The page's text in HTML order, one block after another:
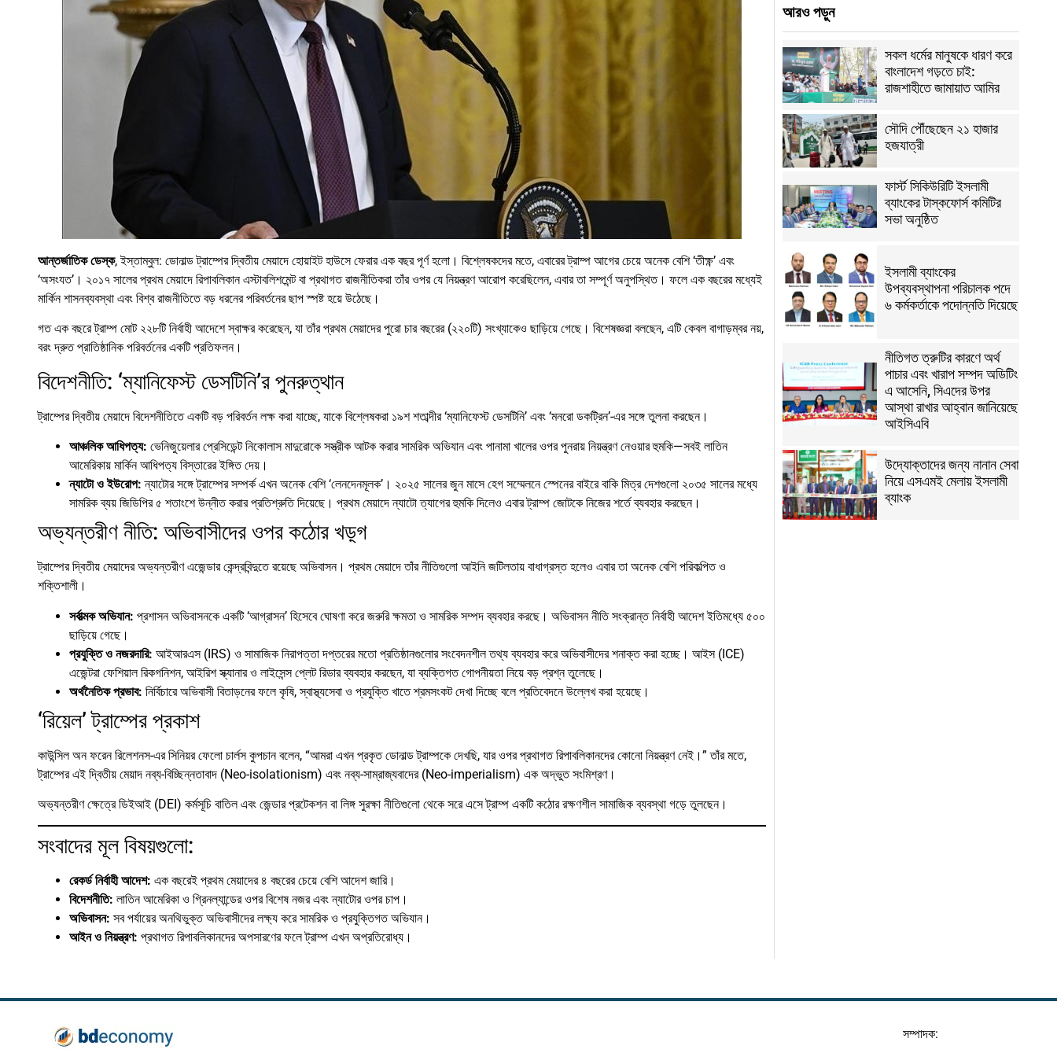
আন্তর্জাতিক ডেস্ক, ইস্তাম্বুল: ডোনাল্ড ট্রাম্পের দ্বিতীয় মেয়াদে হোয়াইট হাউসে ফেরার এক বছর পূর্ণ হলো। বিশ্লেষকদের মতে, এবারের ট্রাম্প আগের চেয়ে অনেক বেশি ‘তীক্ষ্ণ’ এবং
‘অসংযত’। ২০১৭ সালের প্রথম মেয়াদে রিপাবলিকান এস্টাবলিশমেন্ট বা প্রথাগত রাজনীতিকরা তাঁর ওপর যে নিয়ন্ত্রণ আরোপ করেছিলেন, এবার তা সম্পূর্ণ অনুপস্থিত। ফলে এক বছরের মধ্যেই
মার্কিন শাসনব্যবস্থা এবং বিশ্ব রাজনীতিতে বড় ধরনের পরিবর্তনের ছাপ স্পষ্ট হয়ে উঠেছে।
গত এক বছরে ট্রাম্প মোট ২২৮টি নির্বাহী আদেশে স্বাক্ষর করেছেন, যা তাঁর প্রথম মেয়াদের পুরো চার বছরের (২২০টি) সংখ্যাকেও ছাড়িয়ে গেছে। বিশেষজ্ঞরা বলছেন, এটি কেবল বাগাড়ম্বর নয়,
বরং দ্রুত প্রাতিষ্ঠানিক পরিবর্তনের একটি প্রতিফলন।
বিদেশনীতি: ‘ম্যানিফেস্ট ডেসটিনি’র পুনরুত্থান
ট্রাম্পের দ্বিতীয় মেয়াদে বিদেশনীতিতে একটি বড় পরিবর্তন লক্ষ করা যাচ্ছে, যাকে বিশ্লেষকরা ১৯শ শতাব্দীর ‘ম্যানিফেস্ট ডেসটিনি’ এবং ‘মনরো ডকট্রিন’-এর সঙ্গে তুলনা করছেন।
আঞ্চলিক আধিপত্য: ভেনিজুয়েলার প্রেসিডেন্ট নিকোলাস মাদুরোকে সস্ত্রীক আটক করার সামরিক অভিযান এবং পানামা খালের ওপর পুনরায় নিয়ন্ত্রণ নেওয়ার হুমকি—সবই লাতিন
আমেরিকায় মার্কিন আধিপত্য বিস্তারের ইঙ্গিত দেয়।
ন্যাটো ও ইউরোপ: ন্যাটোর সঙ্গে ট্রাম্পের সম্পর্ক এখন অনেক বেশি ‘লেনদেনমূলক’। ২০২৫ সালের জুন মাসে হেগ সম্মেলনে স্পেনের বাইরে বাকি মিত্র দেশগুলো ২০৩৫ সালের মধ্যে
সামরিক ব্যয় জিডিপির ৫ শতাংশে উন্নীত করার প্রতিশ্রুতি দিয়েছে। প্রথম মেয়াদে ন্যাটো ত্যাগের হুমকি দিলেও এবার ট্রাম্প জোটকে নিজের শর্তে ব্যবহার করছেন।
অভ্যন্তরীণ নীতি: অভিবাসীদের ওপর কঠোর খড়্গ
ট্রাম্পের দ্বিতীয় মেয়াদের অভ্যন্তরীণ এজেন্ডার কেন্দ্রবিন্দুতে রয়েছে অভিবাসন। প্রথম মেয়াদে তাঁর নীতিগুলো আইনি জটিলতায় বাধাগ্রস্ত হলেও এবার তা অনেক বেশি পরিকল্পিত ও
শক্তিশালী।
সর্বাত্মক অভিযান: প্রশাসন অভিবাসনকে একটি ‘আগ্রাসন’ হিসেবে ঘোষণা করে জরুরি ক্ষমতা ও সামরিক সম্পদ ব্যবহার করছে। অভিবাসন নীতি সংক্রান্ত নির্বাহী আদেশ ইতিমধ্যে ৫০০
ছাড়িয়ে গেছে।
প্রযুক্তি ও নজরদারি: আইআরএস (IRS) ও সামাজিক নিরাপত্তা দপ্তরের মতো প্রতিষ্ঠানগুলোর সংবেদনশীল তথ্য ব্যবহার করে অভিবাসীদের শনাক্ত করা হচ্ছে। আইস (ICE)
এজেন্টরা ফেশিয়াল রিকগনিশন, আইরিশ স্ক্যানার ও লাইসেন্স প্লেট রিডার ব্যবহার করছেন, যা ব্যক্তিগত গোপনীয়তা নিয়ে বড় প্রশ্ন তুলেছে।
অর্থনৈতিক প্রভাব: নির্বিচারে অভিবাসী বিতাড়নের ফলে কৃষি, স্বাস্থ্যসেবা ও প্রযুক্তি খাতে শ্রমসংকট দেখা দিচ্ছে বলে প্রতিবেদনে উল্লেখ করা হয়েছে।
‘রিয়েল’ ট্রাম্পের প্রকাশ
কাউন্সিল অন ফরেন রিলেশনস-এর সিনিয়র ফেলো চার্লস কুপচান বলেন, “আমরা এখন প্রকৃত ডোনাল্ড ট্রাম্পকে দেখছি, যার ওপর প্রথাগত রিপাবলিকানদের কোনো নিয়ন্ত্রণ নেই।” তাঁর মতে,
ট্রাম্পের এই দ্বিতীয় মেয়াদ নব্য-বিচ্ছিন্নতাবাদ (Neo-isolationism) এবং নব্য-সাম্রাজ্যবাদের (Neo-imperialism) এক অদ্ভুত সংমিশ্রণ।
অভ্যন্তরীণ ক্ষেত্রে ডিইআই (DEI) কর্মসূচি বাতিল এবং জেন্ডার প্রটেকশন বা লিঙ্গ সুরক্ষা নীতিগুলো থেকে সরে এসে ট্রাম্প একটি কঠোর রক্ষণশীল সামাজিক ব্যবস্থা গড়ে তুলছেন।
সংবাদের মূল বিষয়গুলো:
রেকর্ড নির্বাহী আদেশ: এক বছরেই প্রথম মেয়াদের ৪ বছরের চেয়ে বেশি আদেশ জারি।
বিদেশনীতি: লাতিন আমেরিকা ও গ্রিনল্যান্ডের ওপর বিশেষ নজর এবং ন্যাটোর ওপর চাপ।
অভিবাসন: সব পর্যায়ের অনথিভুক্ত অভিবাসীদের লক্ষ্য করে সামরিক ও প্রযুক্তিগত অভিযান।
আইন ও নিয়ন্ত্রণ: প্রথাগত রিপাবলিকানদের অপসারণের ফলে ট্রাম্প এখন অপ্রতিরোধ্য।
আরও পড়ুন
সকল ধর্মের মানুষকে ধারণ করে
বাংলাদেশ গড়তে চাই:
রাজশাহীতে জামায়াত আমির
সৌদি পৌঁছেছেন ২১ হাজার
হজযাত্রী
ফার্স্ট সিকিউরিটি ইসলামী
ব্যাংকের টাস্কফোর্স কমিটির
সভা অনুষ্ঠিত
ইসলামী ব্যাংকের
উপব্যবস্থাপনা পরিচালক পদে
৬ কর্মকর্তাকে পদোন্নতি দিয়েছে
নীতিগত ত্রুটির কারণে অর্থ
পাচার এবং খারাপ সম্পদ অডিটিং
এ আসেনি, সিএদের উপর
আস্থা রাখার আহ্বান জানিয়েছে
আইসিএবি
উদ্যোক্তাদের জন্য নানান সেবা
নিয়ে এসএমই মেলায় ইসলামী
ব্যাংক
সম্পাদক: